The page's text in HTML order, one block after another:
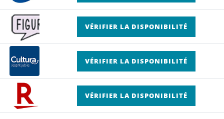
VÉRIFIER LA DISPONIBILITÉ
VÉRIFIER LA DISPONIBILITÉ
VÉRIFIER LA DISPONIBILITÉ